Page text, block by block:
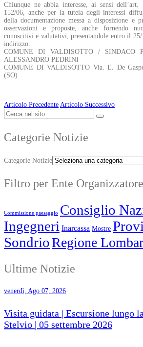
Chiunque ne abbia interesse, ai sensi
152/06, anche per la tutela degli interessi
della documentazione messa a disposizione e
osservazioni e proposte, anche fornendo
conoscitivi e valutativi, presentandole entro il 25/
indirizzo:
COMUNE DI VALDISOTTO / SINDACO
ALESSANDRO PEDRINI
COMUNE DI VALDISOTTO Via. E. De
(SO)
Articolo Precedente Articolo Successivo
Categorie Notizie
Categorie Notizie
Filtro per Ente Organizzatore
Commissione paesaggio Consiglio
Ingegneri Inarcassa Mostre
SondrioRegione
Ultime Notizie
venerdì, Ago 07, 2026
Visita guidata | Escursione lungo
Stelvio | 05 settembre 2026